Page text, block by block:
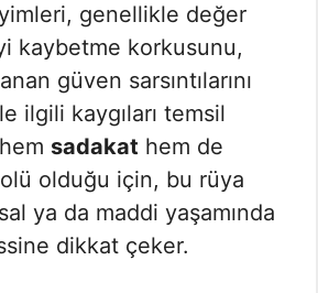
genellikle değer
kaybetme korkusunu,
güven sarsıntılarını
ilgili kaygıları temsil
sadakat hem de
olduğu için, bu rüya
ya da maddi yaşamında
dikkat çeker.